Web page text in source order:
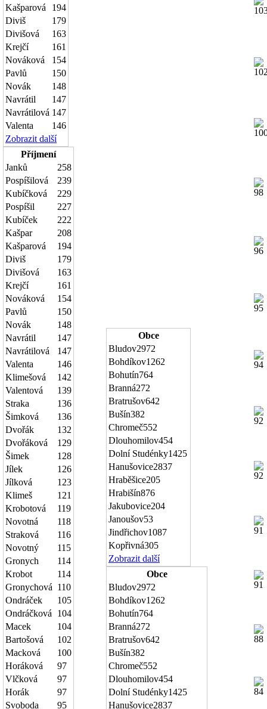
Kašparová
194
Diviš
179
Divišová
163
Krejčí
161
Nováková
154
Pavlů
150
Novák
148
Navrátil
147
Navrátilová 147
Valenta
146
Zobrazit další
Příjmení
Janků
258
Pospíšilová
239
Kubíčková
229
Pospíšil
227
Kubíček
222
Kašpar
208
Kašparová
194
Diviš
179
Divišová
163
Krejčí
161
Nováková
154
Pavlů
150
Novák
148
Navrátil
147
Navrátilová
147
Valenta
146
Klimešová
142
Valentová
139
Straka
136
Šimková
136
Dvořák
132
Dvořáková
129
Šimek
128
Jílek
126
Jílková
123
Klimeš
121
Krobotová
119
Novotná
118
Straková
116
Novotný
115
Gronych
114
Krobot
114
Gronychová 110
Ondráček
105
Ondráčková
104
Macek
104
Bartošová
102
Macková
100
Horáková
97
Vlčková
97
Horák
97
Svoboda
95
Obce
Bludov2972
Bohdíkov1262
Bohutín764
Branná272
Bratrušov642
Bušín382
Chromeč552
Dlouhomilov454
Dolní Studénky1425
Hanušovice2837
Hraběšice205
Hrabišín876
Jakubovice204
Janoušov53
Jindřichov1087
Kopřivná305
Zobrazit další
Obce
Bludov2972
Bohdíkov1262
Bohutín764
Branná272
Bratrušov642
Bušín382
Chromeč552
Dlouhomilov454
Dolní Studénky1425
Hanušovice2837